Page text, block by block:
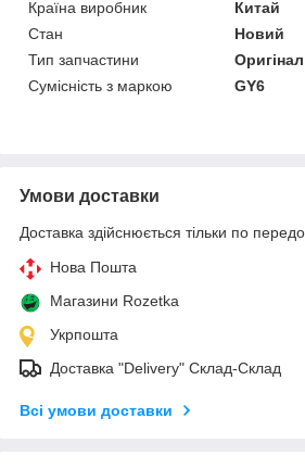
Країна виробник
Китай
Стан
Новий
Тип запчастини
Оригінал
Сумісність з маркою
GY6
Умови доставки
Доставка здійснюється тільки по
Нова Пошта
Магазини Rozetka
Укрпошта
Доставка "Delivery" Склад-Склад
Всі умови доставки